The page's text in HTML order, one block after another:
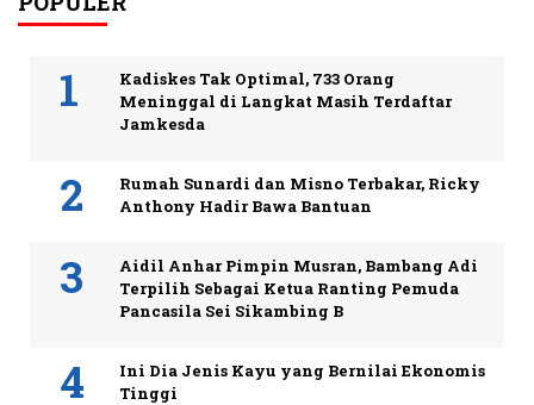
Kadiskes Tak Optimal, 733 Orang
Meninggal di Langkat Masih Terdaftar
Jamkesda
Rumah Sunardi dan Misno Terbakar, Ricky
Anthony Hadir Bawa Bantuan
Aidil Anhar Pimpin Musran, Bambang Adi
Terpilih Sebagai Ketua Ranting Pemuda
Pancasila Sei Sikambing B
Ini Dia Jenis Kayu yang Bernilai Ekonomis
Tinggi